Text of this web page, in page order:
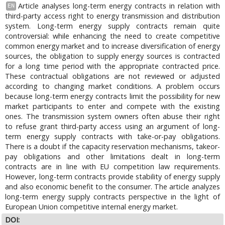
EN
Article analyses long-term energy contracts in relation with
third-party access right to energy transmission and distribution
system. Long-term energy supply contracts remain quite
controversial: while enhancing the need to create competitive
common energy market and to increase diversification of energy
sources, the obligation to supply energy sources is contracted
for a long time period with the appropriate contracted price.
These contractual obligations are not reviewed or adjusted
according to changing market conditions. A problem occurs
because long-term energy contracts limit the possibility for new
market participants to enter and compete with the existing
ones. The transmission system owners often abuse their right
to refuse grant third-party access using an argument of long-
term energy supply contracts with take-or-pay obligations.
There is a doubt if the capacity reservation mechanisms, takeor-
pay obligations and other limitations dealt in long-term
contracts are in line with EU competition law requirements.
However, long-term contracts provide stability of energy supply
and also economic benefit to the consumer. The article analyzes
long-term energy supply contracts perspective in the light of
European Union competitive internal energy market.
DOI: